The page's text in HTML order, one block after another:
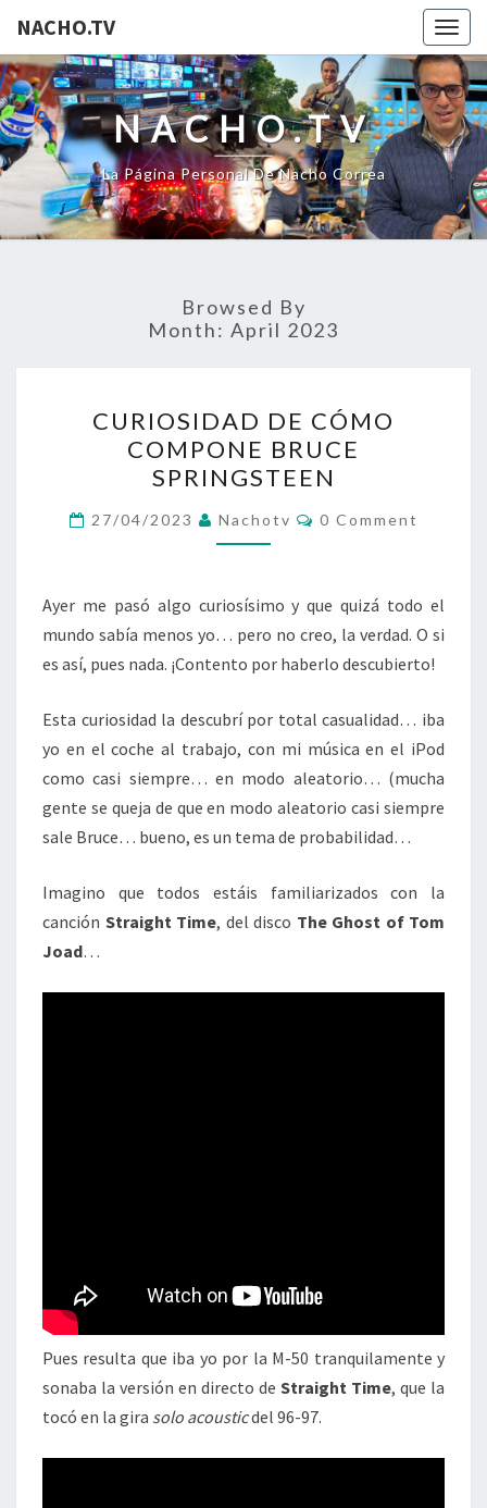
NACHO.TV
NACHO.TV
La Página Personal De Nacho Correa
Browsed By
Month: April 2023
DE
CÓMO
COMPONE
BRUCE
SPRINGSTEEN
CURIOSIDAD DE CÓMO
COMPONE BRUCE
SPRINGSTEEN
27/04/2023 Nachotv Comments
0 Comment
Ayer me pasó algo curiosísimo y que quizá todo el
mundo sabía menos yo… pero no creo, la verdad. O si
es así, pues nada. ¡Contento por haberlo descubierto!
Esta curiosidad la descubrí por total casualidad… iba
yo en el coche al trabajo, con mi música en el iPod
como casi siempre… en modo aleatorio… (mucha
gente se queja de que en modo aleatorio casi siempre
sale Bruce… bueno, es un tema de probabilidad…
Imagino que todos estáis familiarizados con la
canción Straight Time, del disco The Ghost of Tom
Joad…
Pues resulta que iba yo por la M-50 tranquilamente y
sonaba la versión en directo de Straight Time, que la
tocó en la gira solo acousticdel 96-97.